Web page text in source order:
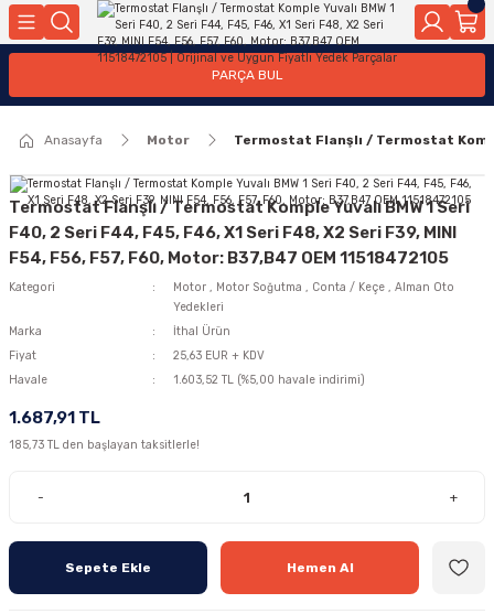
Geri Dön
Geri Dön
Geri Dön
Yakıt Pompası, Yakıt Hatları
Motor Elektrik
Ateşleme Buji Bobin Buji Kablosu
Alternatör Marş Motoru
Geri Dön
Geri Dön
Geri Dön
Kollar
Geri Dön
Geri Dön
Ön Arka
Geri Dön
PARÇA BUL
Anasayfa Motor Termostat Flanşlı / Termostat
Termostat Flanşlı / Termostat Komple Yuvalı BMW 1 Seri
F40, 2 Seri F44, F45, F46, X1 Seri F48, X2 Seri F39, MINI
F54, F56, F57, F60, Motor: B37,B47 OEM 11518472105
Kategori Motor , Motor Soğutma , Conta / Keçe , Alman Oto
Yedekleri
Marka
İthal Ürün
Fiyat
25,63 EUR + KDV
Havale
1.603,52 TL (%5,00 havale indirimi)
1.687,91 TL
185,73 TL den başlayan taksitlerle!
- +
Sepete Ekle Hemen Al